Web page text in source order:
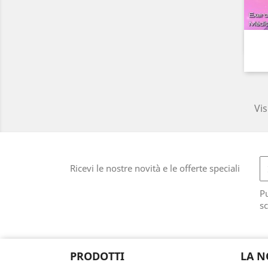
Ricevi le nostre novità e le offerte speciali
PRODOTTI LA